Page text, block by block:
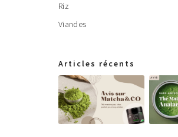
Riz
Viandes
Articles récents